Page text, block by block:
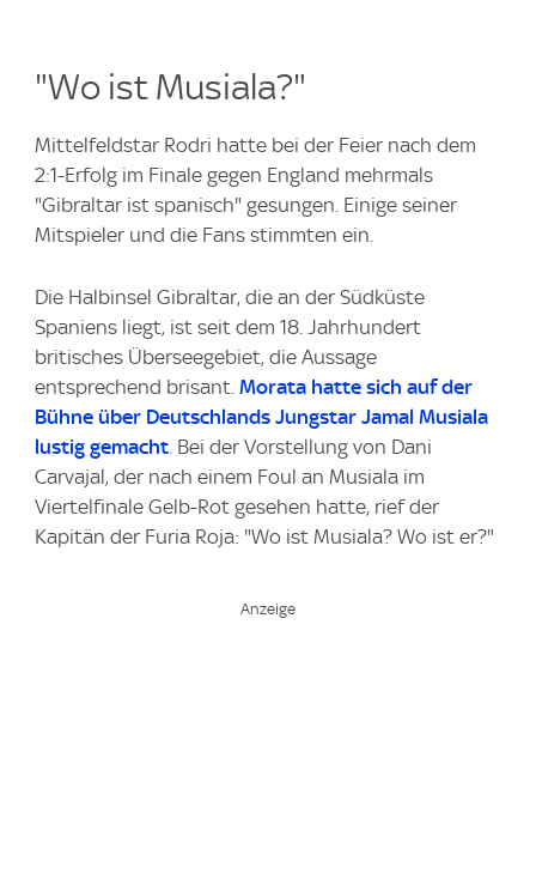
"Wo ist Musiala?"
Mittelfeldstar Rodri hatte bei der Feier nach dem
2:1-Erfolg im Finale gegen England mehrmals
"Gibraltar ist spanisch" gesungen. Einige seiner
Mitspieler und die Fans stimmten ein.
Die Halbinsel Gibraltar, die an der Südküste
Spaniens liegt, ist seit dem 18. Jahrhundert
britisches Überseegebiet, die Aussage
entsprechend brisant. Morata hatte sich auf der
Bühne über Deutschlands Jungstar Jamal Musiala
lustig gemacht. Bei der Vorstellung von Dani
Carvajal, der nach einem Foul an Musiala im
Viertelfinale Gelb-Rot gesehen hatte, rief der
Kapitän der Furia Roja: "Wo ist Musiala? Wo ist er?"